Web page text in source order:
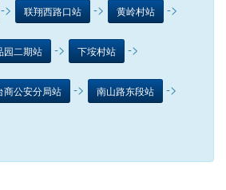
-> 联翔西路口站 -> 黄岭村站 ->
园二期站 -> 下垵村站 ->
商公安分局站 -> 南山路东段站 ->